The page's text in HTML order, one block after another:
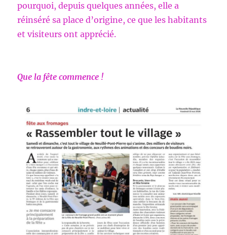
pourquoi, depuis quelques années, elle a
réinséré sa place d’origine, ce que les habitants
et visiteurs ont apprécié.
Que la fête commence !